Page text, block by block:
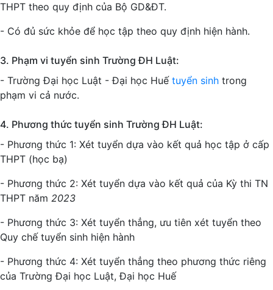
THPT theo quy định của Bộ GD&ĐT.
- Có đủ sức khỏe để học tập theo quy định hiện hành.
3. Phạm vi tuyển sinh Trường ĐH Luật:
- Trường Đại học Luật - Đại học Huế tuyển sinh trong
phạm vi cả nước.
4. Phương thức tuyển sinh Trường ĐH Luật:
- Phương thức 1: Xét tuyển dựa vào kết quả học tập ở cấp
THPT (học bạ)
- Phương thức 2: Xét tuyển dựa vào kết quả của Kỳ thi TN
THPT năm 2023
- Phương thức 3: Xét tuyển thẳng, ưu tiên xét tuyển theo
Quy chế tuyển sinh hiện hành
- Phương thức 4: Xét tuyển thẳng theo phương thức riêng
của Trường Đại học Luật, Đại học Huế